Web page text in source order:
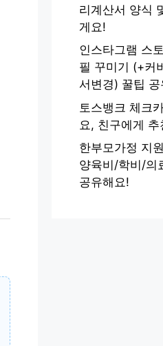
리계산서 양식
게요!
인스타그램 스
필 꾸미기 (+커
서변경) 꿀팁
토스뱅크 체크
요, 친구에게 추
한부모가정 지
양육비/학비/의
공유해요!